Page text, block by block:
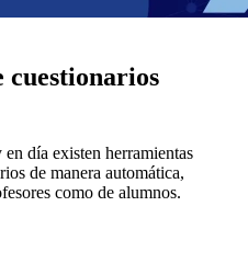
cuestionarios
día existen herramientas
de manera automática,
como de alumnos.